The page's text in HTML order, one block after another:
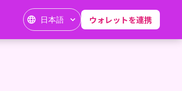
日本語 ウォレットを連携